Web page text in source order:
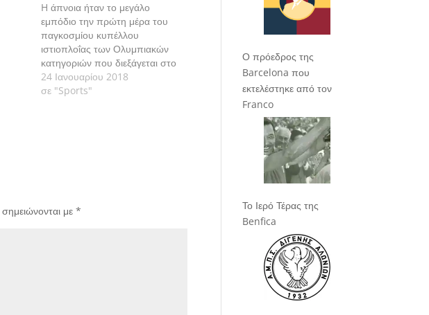
H άπνοια ήταν το μεγάλο
εμπόδιο την πρώτη μέρα του
παγκοσμίου κυπέλλου
ιστιοπλοΐας των Ολυμπιακών
κατηγοριών που διεξάγεται στο
Μαϊάμι, με τη Βασιλεία
Καραχάλιου στα ράντιαλ και τον
24 Ιανουαρίου 2018
σε "Sports"
με *
Ο πρόεδρος της
Barcelona που
εκτελέστηκε από τον
Franco
Το Ιερό Τέρας της
Benfica